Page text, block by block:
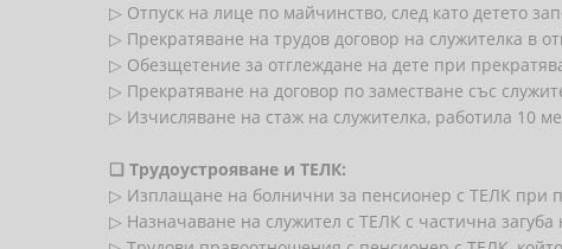
▷ Отпуск на лице по майчинство, след като детето
▷ Прекратяване на трудов договор на служителка в
▷ Обезщетение за отглеждане на дете при
▷ Прекратяване на договор по заместване със
▷ Изчисляване на стаж на служителка, работила 10
❏ Трудоустрояване и ТЕЛК:
▷ Изплащане на болнични за пенсионер с ТЕЛК при
▷ Назначаване на служител с ТЕЛК с частична